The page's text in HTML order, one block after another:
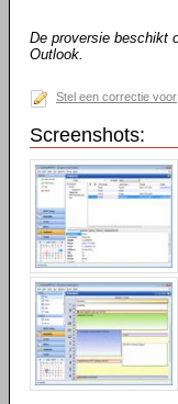
De proversie beschikt
Outlook.
Stel een correctie voor
Screenshots: